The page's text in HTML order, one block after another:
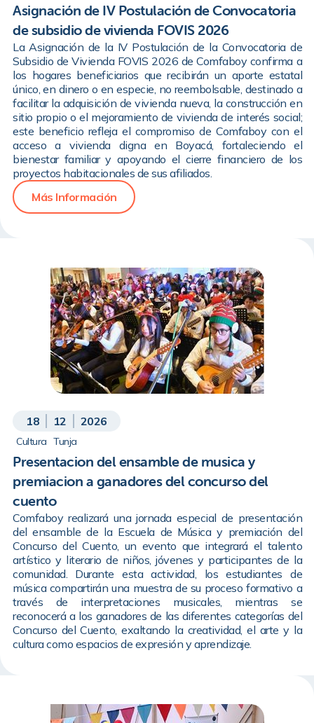
Asignación de IV Postulación de Convocatoria
de subsidio de vivienda FOVIS 2026
La Asignación de la IV Postulación de la Convocatoria de
Subsidio de Vivienda FOVIS 2026 de Comfaboy confirma a
los hogares beneficiarios que recibirán un aporte estatal
único, en dinero o en especie, no reembolsable, destinado a
facilitar la adquisición de vivienda nueva, la construcción en
sitio propio o el mejoramiento de vivienda de interés social;
este beneficio refleja el compromiso de Comfaboy con el
acceso a vivienda digna en Boyacá, fortaleciendo el
bienestar familiar y apoyando el cierre financiero de los
proyectos habitacionales de sus afiliados.
Más Información
18 12 2026
Cultura Tunja
Presentacion del ensamble de musica y
premiacion a ganadores del concurso del
cuento
Comfaboy realizará una jornada especial de presentación
del ensamble de la Escuela de Música y premiación del
Concurso del Cuento, un evento que integrará el talento
artístico y literario de niños, jóvenes y participantes de la
comunidad. Durante esta actividad, los estudiantes de
música compartirán una muestra de su proceso formativo a
través de interpretaciones musicales, mientras se
reconocerá a los ganadores de las diferentes categorías del
Concurso del Cuento, exaltando la creatividad, el arte y la
cultura como espacios de expresión y aprendizaje.